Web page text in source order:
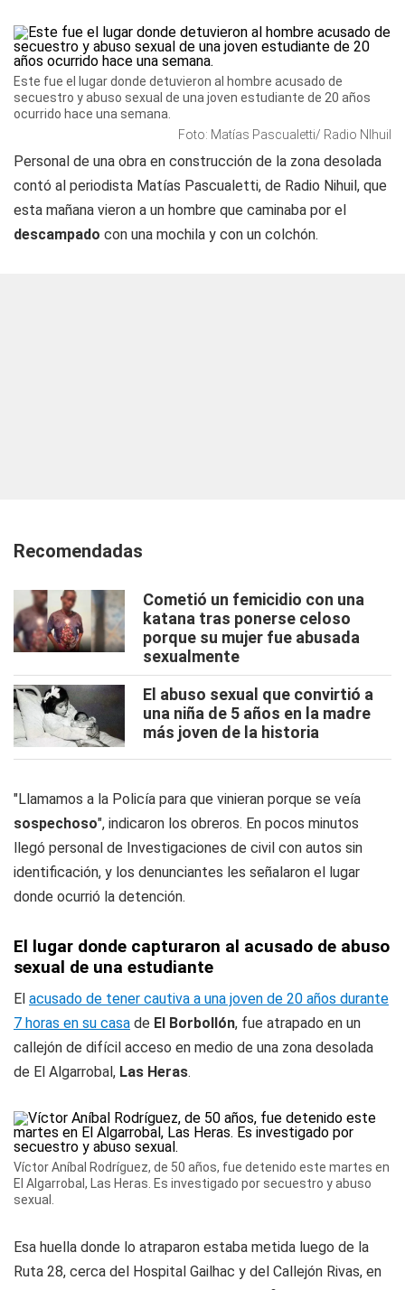
Este fue el lugar donde detuvieron al hombre acusado de
secuestro y abuso sexual de una joven estudiante de 20 años
ocurrido hace una semana.
Foto: Matías Pascualetti/ Radio NIhuil
Personal de una obra en construcción de la zona desolada
contó al periodista Matías Pascualetti, de Radio Nihuil, que
esta mañana vieron a un hombre que caminaba por el
descampado con una mochila y con un colchón.
Recomendadas
Cometió un femicidio con una
katana tras ponerse celoso
porque su mujer fue abusada
sexualmente
El abuso sexual que convirtió a
una niña de 5 años en la madre
más joven de la historia
"Llamamos a la Policía para que vinieran porque se veía
sospechoso", indicaron los obreros. En pocos minutos
llegó personal de Investigaciones de civil con autos sin
identificación, y los denunciantes les señalaron el lugar
donde ocurrió la detención.
El lugar donde capturaron al acusado de abuso
sexual de una estudiante
El acusado de tener cautiva a una joven de 20 años durante
7 horas en su casa de El Borbollón, fue atrapado en un
callejón de difícil acceso en medio de una zona desolada
de El Algarrobal, Las Heras.
Víctor Aníbal Rodríguez, de 50 años, fue detenido este martes en
El Algarrobal, Las Heras. Es investigado por secuestro y abuso
sexual.
Esa huella donde lo atraparon estaba metida luego de la
Ruta 28, cerca del Hospital Gailhac y del Callejón Rivas, en